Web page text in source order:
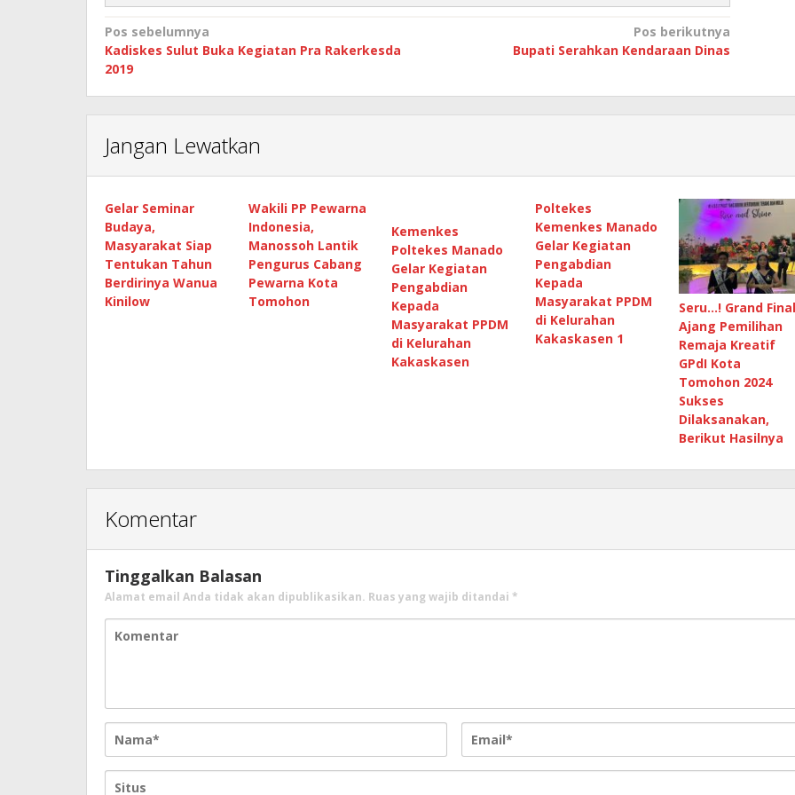
Navigasi
pos
Pos sebelumnya
Kadiskes Sulut Buka Kegiatan Pra Rakerkesda
2019
Pos berikutnya
Bupati Serahkan Kendaraan Dinas
Jangan Lewatkan
Gelar Seminar
Budaya,
Masyarakat Siap
Tentukan Tahun
Berdirinya Wanua
Kinilow
Wakili PP Pewarna
Indonesia,
Manossoh Lantik
Pengurus Cabang
Pewarna Kota
Tomohon
Kemenkes
Poltekes Manado
Gelar Kegiatan
Pengabdian
Kepada
Masyarakat PPDM
di Kelurahan
Kakaskasen
Poltekes
Kemenkes Manado
Gelar Kegiatan
Pengabdian
Kepada
Masyarakat PPDM
di Kelurahan
Kakaskasen 1
Seru…! Grand Final
Ajang Pemilihan
Remaja Kreatif
GPdI Kota
Tomohon 2024
Sukses
Dilaksanakan,
Berikut Hasilnya
Komentar
Tinggalkan Balasan
Alamat email Anda tidak akan dipublikasikan. Ruas yang wajib ditandai *